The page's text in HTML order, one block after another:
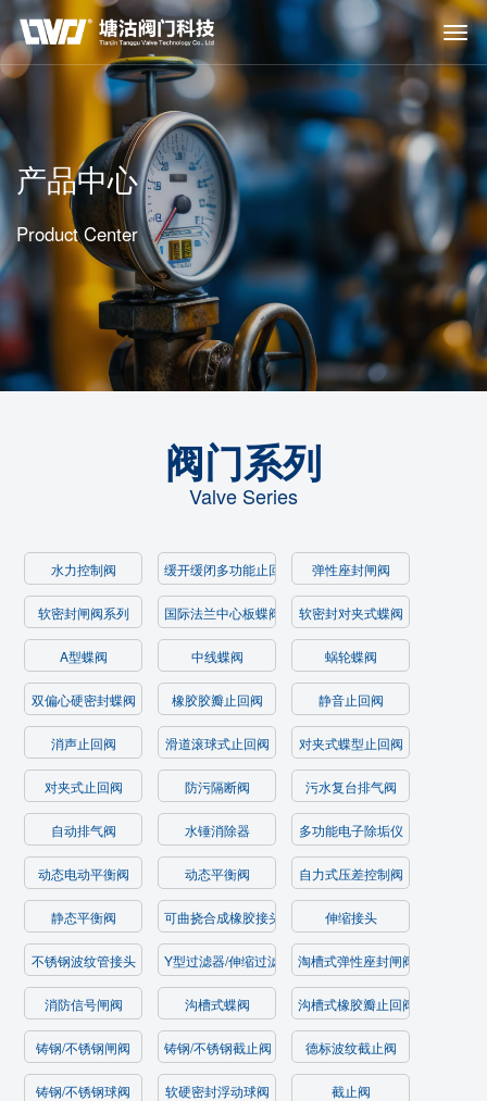
产品中心
Product Center
阀门系列
Valve Series
水力控制阀 缓开缓闭多功能止回阀 弹性座封闸阀
软密封闸阀系列 国际法兰中心板蝶阀 软密封对夹式蝶阀
A型蝶阀 中线蝶阀 蜗轮蝶阀
双偏心硬密封蝶阀 橡胶胶瓣止回阀 静音止回阀
消声止回阀 滑道滚球式止回阀 对夹式蝶型止回阀
对夹式止回阀 防污隔断阀 污水复台排气阀
自动排气阀 水锤消除器 多功能电子除垢仪
动态电动平衡阀 动态平衡阀 自力式压差控制阀
静态平衡阀 可曲挠合成橡胶接头 伸缩接头
不锈钢波纹管接头 Y型过滤器/伸缩过滤器 淘槽式弹性座封闸阀
消防信号闸阀 沟槽式蝶阀 沟槽式橡胶瓣止回阀/过滤器
铸钢/不锈钢闸阀 铸钢/不锈钢截止阀 德标波纹截止阀
铸钢/不锈钢球阀 软硬密封浮动球阀 截止阀